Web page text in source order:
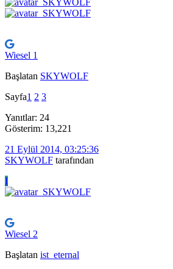
Wiesel 1
Başlatan SKYWOLF
Sayfa1 2 3
Yanıtlar: 24
Gösterim: 13,221
21 Eylül 2014, 03:25:36
SKYWOLF tarafından
I
Wiesel 2
Başlatan ist_eternal